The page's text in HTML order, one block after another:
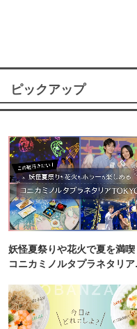
ピックアップ
妖怪夏祭りや花火で夏を満喫
コニカミノルタプラネタリア